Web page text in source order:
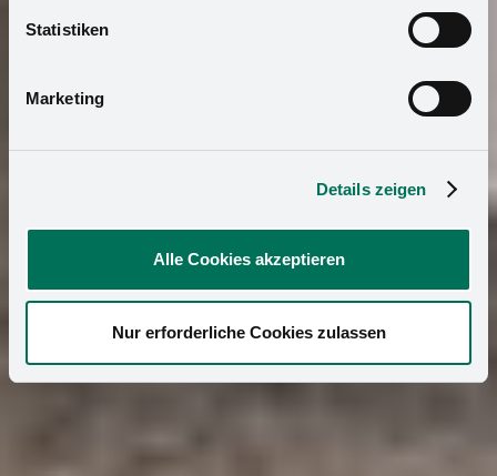
widerrufen. Mehr Informationen finden Sie in unserer
Impressum.
Statistiken
Marketing
Details zeigen
Alle Cookies akzeptieren
Nur erforderliche Cookies zulassen